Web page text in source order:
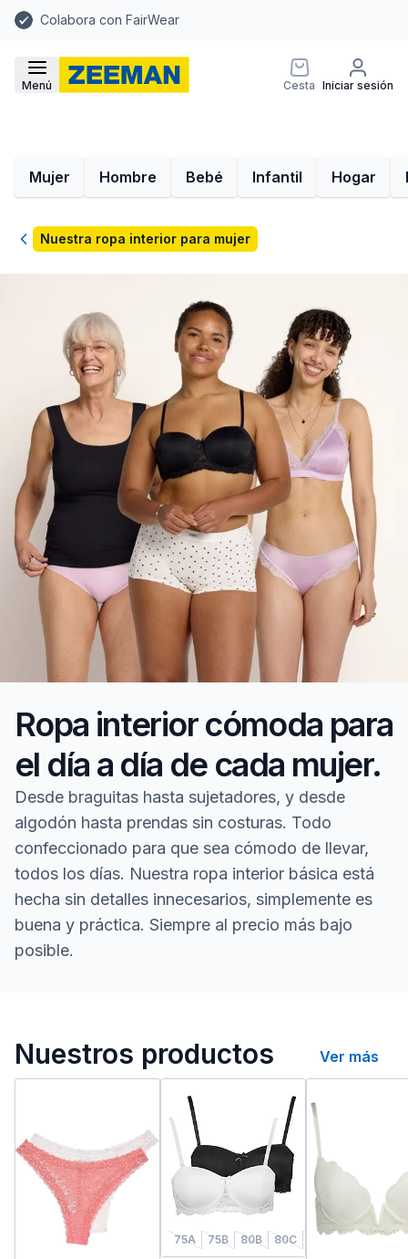
Colabora con FairWear
Menú Cesta Iniciar sesión
Mujer Hombre Bebé Infantil Hogar
VolverNuestra ropa interior para mujer
Ropa interior cómoda para
el día a día de cada mujer.
Desde braguitas hasta sujetadores, y desde
algodón hasta prendas sin costuras. Todo
confeccionado para que sea cómodo de llevar,
todos los días. Nuestra ropa interior básica está
hecha sin detalles innecesarios, simplemente es
buena y práctica. Siempre al precio más bajo
posible.
Nuestra ropa interior para
Nuestros productos Ver más
75A 75B 80B 80C 85B 90B